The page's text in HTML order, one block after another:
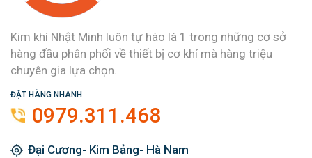
Kim khí Nhật Minh luôn tự hào là 1 trong những cơ sở
hàng đầu phân phối về thiết bị cơ khí mà hàng triệu
chuyên gia lựa chọn.
ĐẶT HÀNG NHANH
0979.311.468
Đại Cương- Kim Bảng- Hà Nam